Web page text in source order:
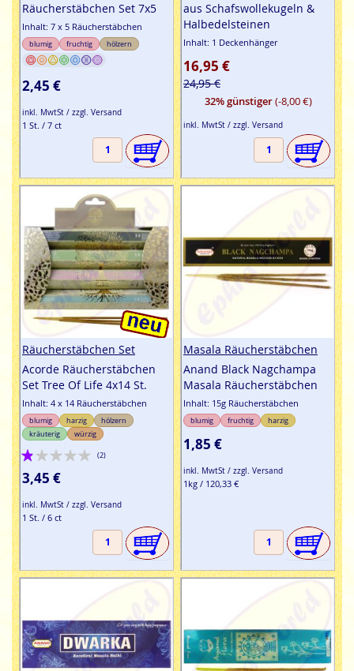
Räucherstäbchen Set 7x5
Inhalt: 7 x 5 Räucherstäbchen
blumig fruchtig hölzern
2,45 €
inkl. MwtSt / zzgl. Versand
1 St. / 7 ct
aus Schafswollekugeln &
Halbedelsteinen
Inhalt: 1 Deckenhänger
16,95 €
24,95 €
32% günstiger(-8,00 €)
inkl. MwtSt / zzgl. Versand
Räucherstäbchen Set
Acorde Räucherstäbchen
Set Tree Of Life 4x14 St.
Inhalt: 4 x 14 Räucherstäbchen
blumig harzig
hölzern
kräuterig
würzig
Bewertung:
20%
(2)
3,45 €
inkl. MwtSt / zzgl. Versand
1 St. / 6 ct
Masala Räucherstäbchen
Anand Black Nagchampa
Masala Räucherstäbchen
Inhalt: 15g Räucherstäbchen
blumig fruchtig harzig
1,85 €
inkl. MwtSt / zzgl. Versand
1kg / 120,33 €